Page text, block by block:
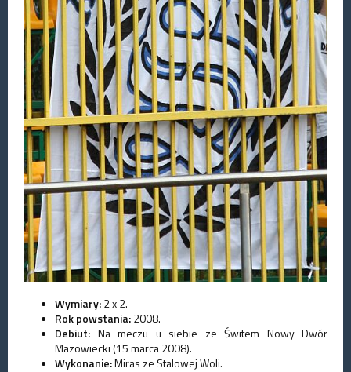
Wymiary:2 x 2.
Rok powstania:2008.
Debiut: Na meczu u siebie ze Świtem Nowy Dwór
Mazowiecki (15 marca 2008).
Wykonanie:Miras ze Stalowej Woli.